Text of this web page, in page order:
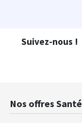
Suivez-nous !
Nos offres Santé